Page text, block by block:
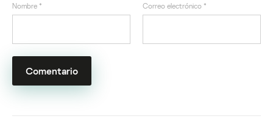
Nombre * Correo electrónico *